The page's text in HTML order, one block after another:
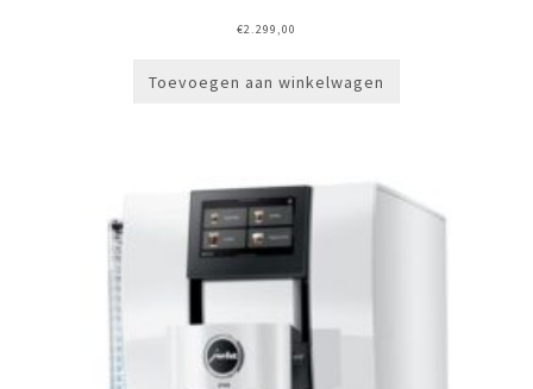
€2.299,00
Toevoegen aan winkelwagen